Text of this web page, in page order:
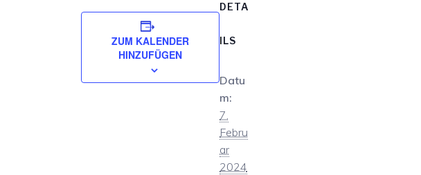
ZUM KALENDER
HINZUFÜGEN
DETA
ILS
Datu
m:
7.
Febru
ar
2024